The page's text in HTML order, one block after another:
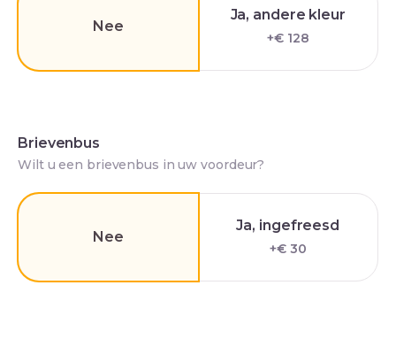
Nee
Ja, andere kleur
+€ 128
Brievenbus
Wilt u een brievenbus in uw voordeur?
Nee
Ja, ingefreesd
+€ 30